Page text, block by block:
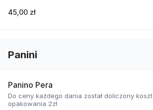
45,00 zł
Panini
Panino Pera
Do ceny każdego dania został doliczony koszt
opakowania 2zł